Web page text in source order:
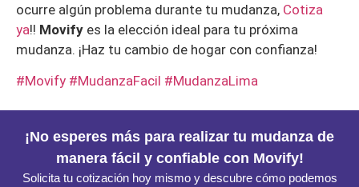
ocurre algún problema durante tu mudanza, Cotiza
ya!! Movify es la elección ideal para tu próxima
mudanza. ¡Haz tu cambio de hogar con confianza!
#Movify #MudanzaFacil #MudanzaLima
¡No esperes más para realizar tu mudanza de
manera fácil y confiable con Movify!
Solicita tu cotización hoy mismo y descubre cómo podemos